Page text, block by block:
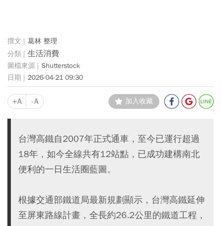
葛林 整理
生活消費
Shutterstock
2026-04-21 09:30
+A -A 加入收藏
台灣高鐵自2007年正式通車，至今已運行超過
18年，如今全線共有12站點，已成功建構南北
便利的一日生活圈藍圖。
根據交通部鐵道局最新規劃顯示，台灣高鐵延伸
至屏東路線計畫，全長約26.2公里的鐵道工程，